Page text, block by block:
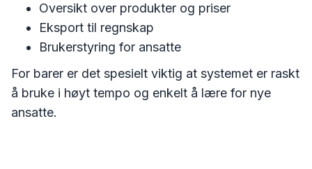
Oversikt over produkter og priser
Eksport til regnskap
Brukerstyring for ansatte
For barer er det spesielt viktig at systemet er raskt
å bruke i høyt tempo og enkelt å lære for nye
ansatte.